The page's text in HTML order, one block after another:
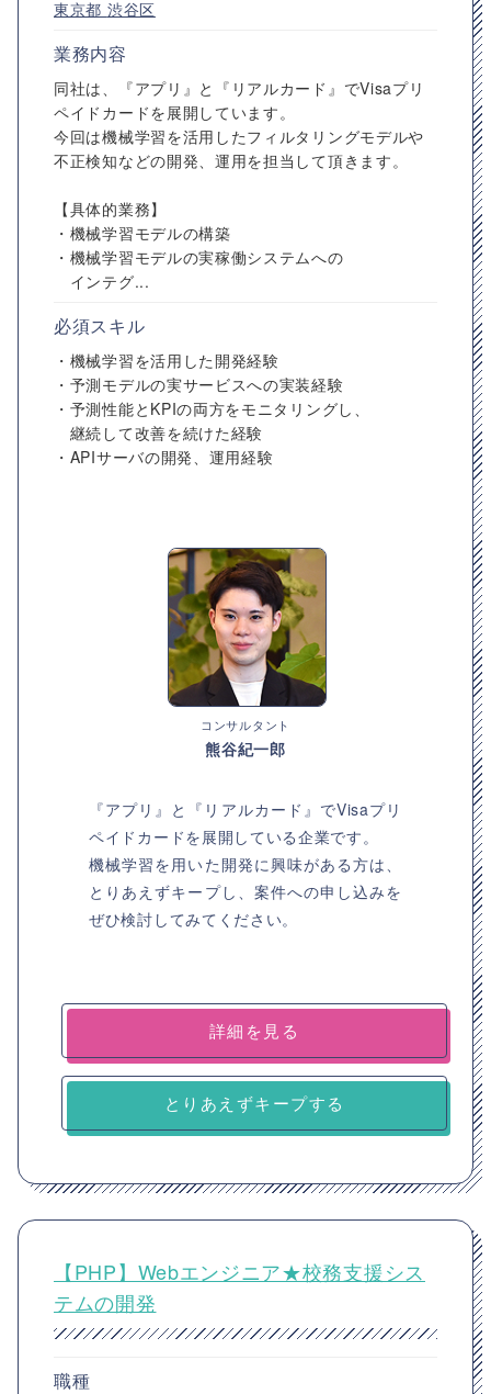
東京都 渋谷区
業務内容
同社は、『アプリ』と『リアルカード』でVisaプリ
ペイドカードを展開しています。
今回は機械学習を活用したフィルタリングモデルや
不正検知などの開発、運用を担当して頂きます。
【具体的業務】
・機械学習モデルの構築
・機械学習モデルの実稼働システムへの
インテグ...
必須スキル
・機械学習を活用した開発経験
・予測モデルの実サービスへの実装経験
・予測性能とKPIの両方をモニタリングし、
継続して改善を続けた経験
・APIサーバの開発、運用経験
コンサルタント
熊谷紀一郎
『アプリ』と『リアルカード』でVisaプリ
ペイドカードを展開している企業です。
機械学習を用いた開発に興味がある方は、
とりあえずキープし、案件への申し込みを
ぜひ検討してみてください。
詳細を見る
とりあえずキープする
【PHP】Webエンジニア★校務支援シス
テムの開発
職種